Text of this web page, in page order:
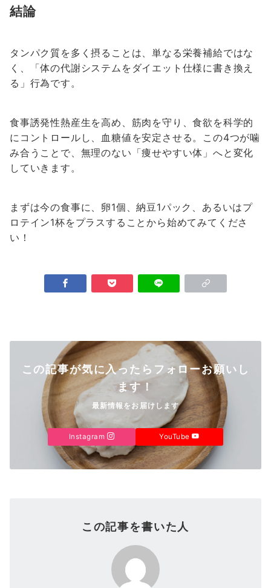
結論
タンパク質を多く摂ることは、単なる栄養補給ではな
く、「体の代謝システムをダイエット仕様に書き換え
る」行為です。
食事誘発性熱産生を高め、筋肉を守り、食欲を科学的
にコントロールし、血糖値を安定させる。この4つが噛
み合うことで、無理のない「痩せやすい体」へと変化
していきます。
まずは今の食事に、卵1個、納豆1パック、あるいはプ
ロテイン1杯をプラスすることから始めてみてくださ
い！
この記事が気に入ったらフォローお願いし
ます！
最新情報をお届けします
Instagram YouTube
この記事を書いた人